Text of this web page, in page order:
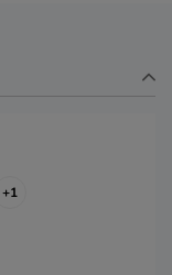
+1